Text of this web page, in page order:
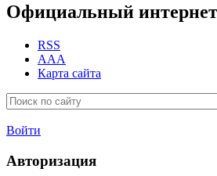
Официальный
RSS
AAA
Карта сайта
Войти
Авторизация